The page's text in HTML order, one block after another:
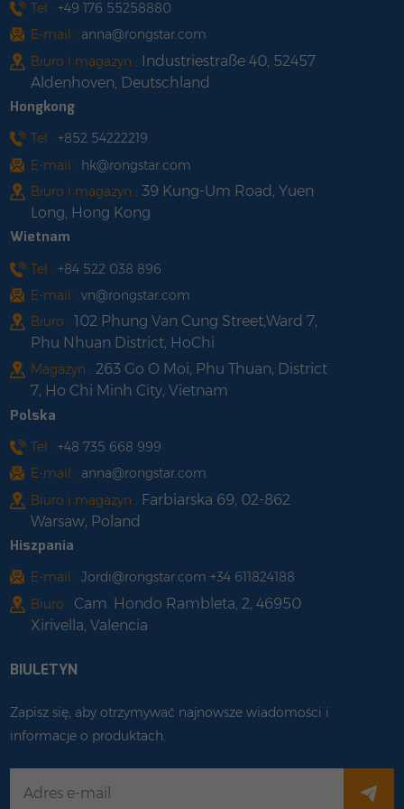
wykorzystujące zasoby
ziemi.4. Przyjazność dla
środowiska i duża
zdolność do
recyklingu.5. Produkty
różnych potrzeb.
i bez kąta.4. Wstępnie
Tel : +49 176 55258880
E-mail : anna@rongstar.com
Biuro i magazyn : Industriestraße 40, 52457
Aldenhoven, Deutschland
Hongkong
Tel : +852 54222219
E-mail : hk@rongstar.com
Biuro i magazyn : 39 Kung-Um Road, Yuen
Long, Hong Kong
Wietnam
Tel : +84 522 038 896
E-mail : vn@rongstar.com
Biuro : 102 Phung Van Cung Street,Ward 7,
Phu Nhuan District, HoChi
Magazyn : 263 Go O Moi, Phu Thuan, District
7, Ho Chi Minh City, Vietnam
Polska
Tel : +48 735 668 999
E-mail : anna@rongstar.com
Biuro i magazyn : Farbiarska 69, 02-862
Warsaw, Poland
Hiszpania
E-mail : Jordi@rongstar.com +34 611824188
Biuro : Cam. Hondo Rambleta, 2, 46950
Xirivella, Valencia
BIULETYN
Zapisz się, aby otrzymywać najnowsze wiadomości i
informacje o produktach.